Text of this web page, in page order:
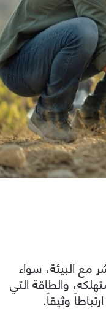
مع البيئة، سواء
والطاقة التي
وثيقاً.